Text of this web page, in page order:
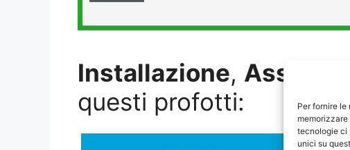
Per fornire
tecnologie ci
unici su
Installazione,
questi profotti: